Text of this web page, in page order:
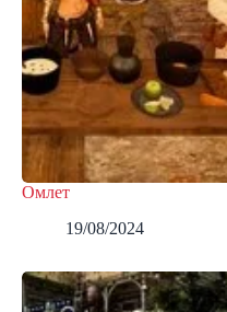
Омлет
19/08/2024